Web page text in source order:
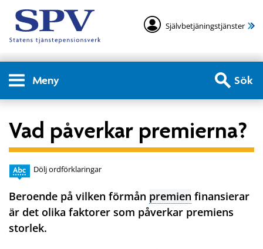
Självbetjäningstjänster
Meny Sök
Vad påverkar premierna?
Dölj ordförklaringar
Beroende på vilken förmån premien finansierar
är det olika faktorer som påverkar premiens
storlek.